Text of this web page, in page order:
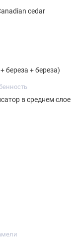
cedar
береза + береза)
в среднем слое